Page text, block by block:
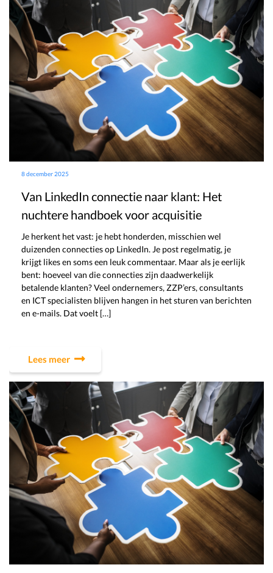
8 december 2025
Van LinkedIn connectie naar klant: Het
nuchtere handboek voor acquisitie
Je herkent het vast: je hebt honderden, misschien wel
duizenden connecties op LinkedIn. Je post regelmatig, je
krijgt likes en soms een leuk commentaar. Maar als je eerlijk
bent: hoeveel van die connecties zijn daadwerkelijk
betalende klanten? Veel ondernemers, ZZP’ers, consultants
en ICT specialisten blijven hangen in het sturen van berichten
en e-mails. Dat voelt […]
Lees meer